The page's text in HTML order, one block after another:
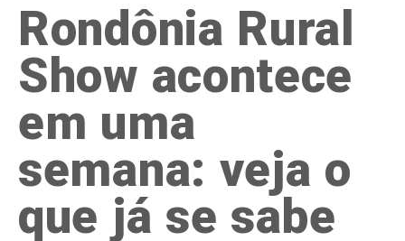
Rondônia Rural
Show acontece
em uma
semana: veja o
que já se sabe